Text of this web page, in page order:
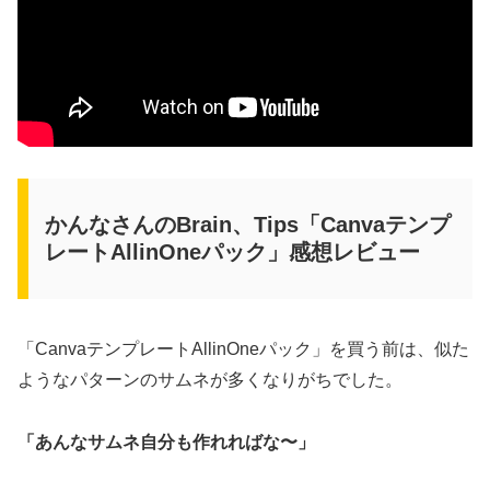
かんなさんのBrain、Tips「Canvaテンプ
レートAllinOneパック」感想レビュー
「CanvaテンプレートAllinOneパック」を買う前は、似た
ようなパターンのサムネが多くなりがちでした。
「あんなサムネ自分も作れればな〜」